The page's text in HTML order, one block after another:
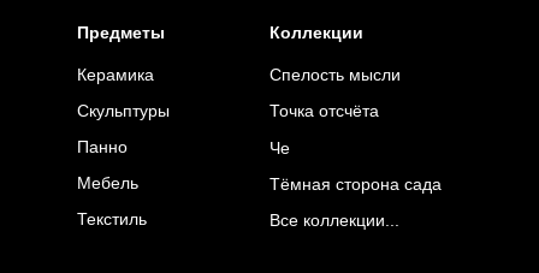
Панно
Предметы Коллекции
Все коллекции...
Мебель
Текстиль
Тёмная сторона сада
Че
Точка отсчёта
Спелость мысли
Керамика
Скульптуры